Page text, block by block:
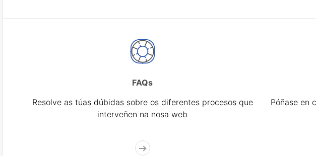
FAQs
Resolve as túas dúbidas sobre os diferentes procesos que
interveñen na nosa web
Póñase en